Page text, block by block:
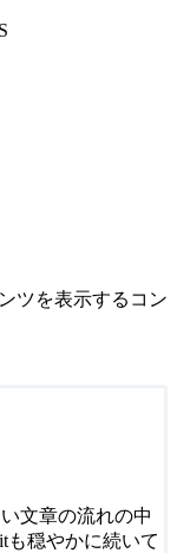
ツを表示するコン
文章の流れの中
も穏やかに続いて